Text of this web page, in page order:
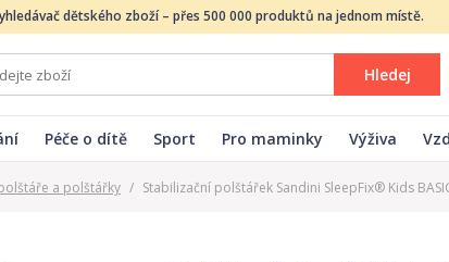
dětského zboží – přes 500 000 produktů na jednom místě.
Hledej
Péče o dítě Sport Pro maminky Výživa
a polštářky / Stabilizační polštářek Sandini SleepFix® Kids